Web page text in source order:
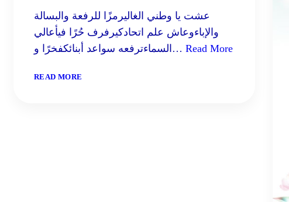
عشت يا وطني الغاليرمزًا للرفعة والبسالة
والإباءوعاش علم اتحادكيرفرف حُرًا فيأعالي
السماءترفعه سواعد أبنائكفخرًا و… Read More
READ MORE